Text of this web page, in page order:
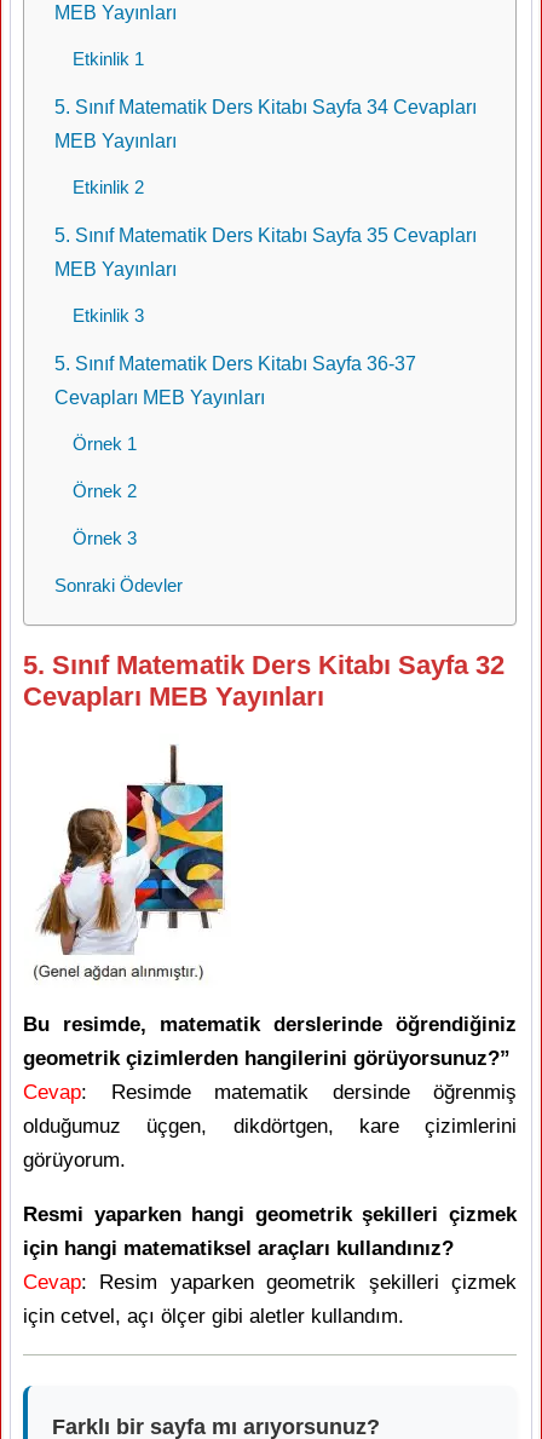
MEB Yayınları
Etkinlik 1
5. Sınıf Matematik Ders Kitabı Sayfa 34 Cevapları
MEB Yayınları
Etkinlik 2
5. Sınıf Matematik Ders Kitabı Sayfa 35 Cevapları
MEB Yayınları
Etkinlik 3
5. Sınıf Matematik Ders Kitabı Sayfa 36-37
Cevapları MEB Yayınları
Örnek 1
Örnek 2
Örnek 3
Sonraki Ödevler
5. Sınıf Matematik Ders Kitabı Sayfa 32
Cevapları MEB Yayınları
Bu resimde, matematik derslerinde öğrendiğiniz
geometrik çizimlerden hangilerini görüyorsunuz?”
Cevap: Resimde matematik dersinde öğrenmiş
olduğumuz üçgen, dikdörtgen, kare çizimlerini
görüyorum.
Resmi yaparken hangi geometrik şekilleri çizmek
için hangi matematiksel araçları kullandınız?
Cevap: Resim yaparken geometrik şekilleri çizmek
için cetvel, açı ölçer gibi aletler kullandım.
Farklı bir sayfa mı arıyorsunuz?